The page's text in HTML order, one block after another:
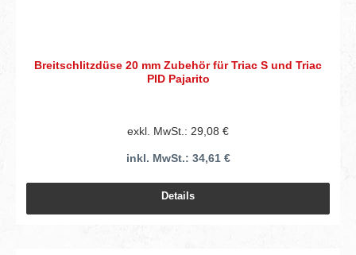
Breitschlitzdüse 20 mm Zubehör für Triac S und Triac
PID Pajarito
exkl. MwSt.: 29,08 €
inkl. MwSt.: 34,61 €
Details